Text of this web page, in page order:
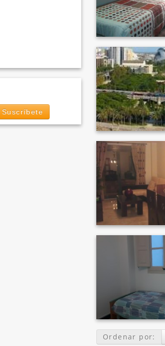
Suscríbete
Ordenar por: